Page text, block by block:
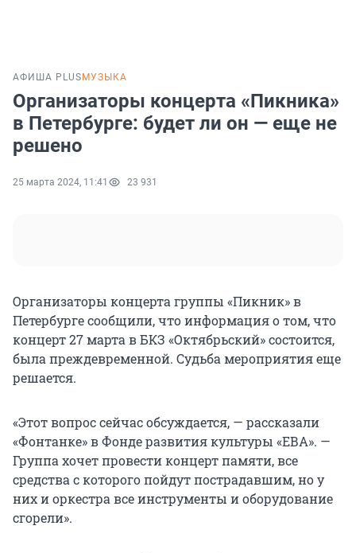
АФИША PLUS МУЗЫКА
Организаторы концерта «Пикника»
в Петербурге: будет ли он — еще не
решено
25 марта 2024, 11:41 23 931
Организаторы концерта группы «Пикник» в
Петербурге сообщили, что информация о том, что
концерт 27 марта в БКЗ «Октябрьский» состоится,
была преждевременной. Судьба мероприятия еще
решается.
«Этот вопрос сейчас обсуждается, — рассказали
«Фонтанке» в Фонде развития культуры «ЕВА». —
Группа хочет провести концерт памяти, все
средства с которого пойдут пострадавшим, но у
них и оркестра все инструменты и оборудование
сгорели».